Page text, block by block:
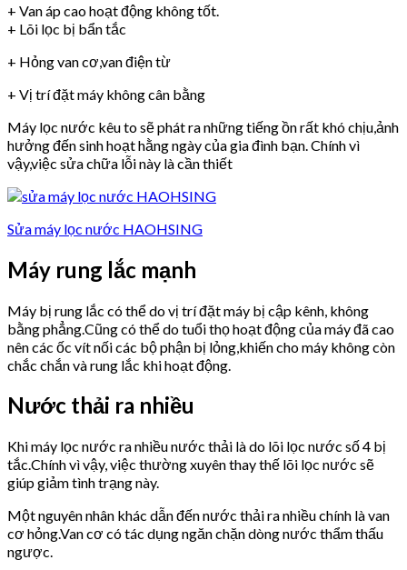
+ Van áp cao hoạt động không tốt.
+ Lõi lọc bị bẩn tắc
+ Hỏng van cơ,van điện từ
+ Vị trí đặt máy không cân bằng
Máy lọc nước kêu to sẽ phát ra những tiếng ồn rất khó chịu,ảnh
hưởng đến sinh hoạt hằng ngày của gia đình bạn. Chính vì
vậy,việc sửa chữa lỗi này là cần thiết
Sửa máy lọc nước HAOHSING
Máy rung lắc mạnh
Máy bị rung lắc có thể do vị trí đặt máy bị cập kênh, không
bằng phẳng.Cũng có thể do tuổi thọ hoạt động của máy đã cao
nên các ốc vít nối các bộ phận bị lỏng,khiến cho máy không còn
chắc chắn và rung lắc khi hoạt động.
Nước thải ra nhiều
Khi máy lọc nước ra nhiều nước thải là do lõi lọc nước số 4 bị
tắc.Chính vì vậy, việc thường xuyên thay thế lõi lọc nước sẽ
giúp giảm tình trạng này.
Một nguyên nhân khác dẫn đến nước thải ra nhiều chính là van
cơ hỏng.Van cơ có tác dụng ngăn chặn dòng nước thẩm thấu
ngược.